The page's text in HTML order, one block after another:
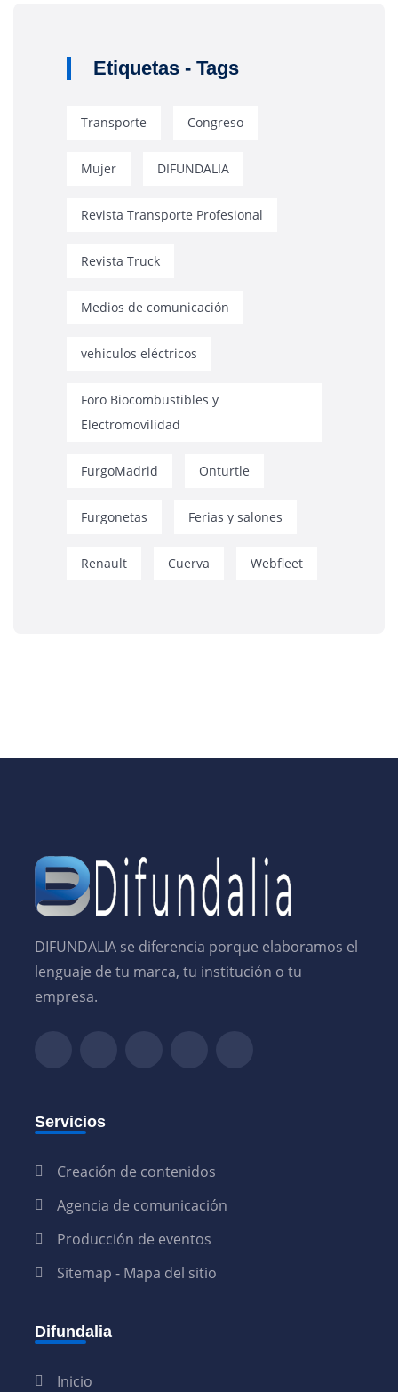
Etiquetas - Tags
Transporte Congreso
Mujer DIFUNDALIA
Revista Transporte Profesional
Revista Truck
Medios de comunicación
vehiculos eléctricos
Foro Biocombustibles y
Electromovilidad
FurgoMadrid Onturtle
Furgonetas Ferias y salones
Renault Cuerva Webfleet
DIFUNDALIA se diferencia porque elaboramos el
lenguaje de tu marca, tu institución o tu
empresa.
Servicios
Creación de contenidos
Agencia de comunicación
Producción de eventos
Sitemap - Mapa del sitio
Difundalia
Inicio